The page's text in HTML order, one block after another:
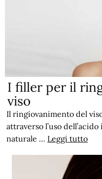
I filler per il
viso
Il ringiovanimento del
attraverso l’uso
naturale … Leggi tutto